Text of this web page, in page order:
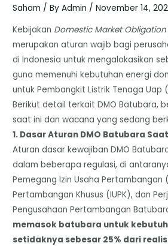
Saham / ByAdmin /November 14,
Kebijakan Domestic Market Obligation
merupakan aturan wajib bagi
di Indonesia untuk mengalokasikan
guna memenuhi kebutuhan energi
untuk Pembangkit Listrik Tenaga Uap
​Berikut detail terkait DMO Batubara,
saat ini dan wacana yang sedang
​1. Dasar Aturan DMO Batubara
​Aturan dasar kewajiban DMO
dalam beberapa regulasi, di
Pemegang Izin Usaha Pertambangan
Pertambangan Khusus (IUPK), dan
Pengusahaan Pertambangan
memasok batubara untuk
setidaknya sebesar 25% dari